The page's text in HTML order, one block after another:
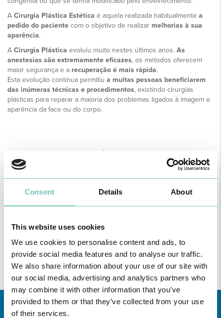
Consent Details About
This website uses cookies
We use cookies to personalise content and ads, to
provide social media features and to analyse our traffic.
We also share information about your use of our site with
our social media, advertising and analytics partners who
may combine it with other information that you’ve
provided to them or that they’ve collected from your use
of their services.
A Cirurgia Plástica Estética é aquela realizada habitualmente a
pedido do paciente com o objetivo de realizar melhorias à sua
aparência.
A Cirurgia Plástica evoluiu muito nestes últimos anos. As
anestesias são extremamente eficazes, os métodos oferecem
maior segurança e a recuperação é mais rápida.
Esta evolução contínua permitiu a muitas pessoas beneficiarem
das inúmeras técnicas e procedimentos, existindo cirurgias
plásticas para reparar a maioria dos problemas ligados à imagem e
aparência da face ou do corpo.
Região
as
Unidades de saúde CUF da zona da Grande Lisboa, Norte,
Centro e Açores.